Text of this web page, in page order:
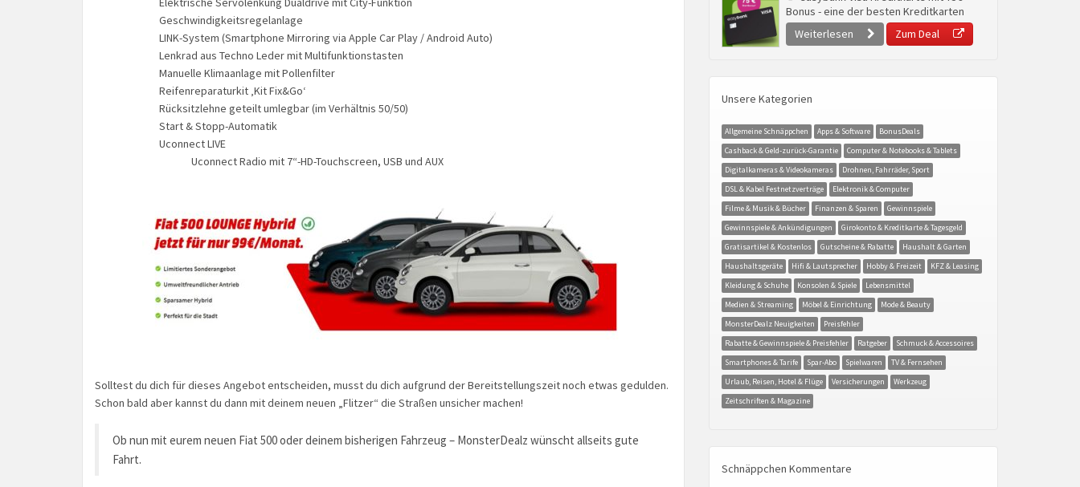
Geschwindigkeitsregelanlage
LINK-System (Smartphone Mirroring via Apple Car Play / Android Auto)
Lenkrad aus Techno Leder mit Multifunktionstasten
Manuelle Klimaanlage mit Pollenfilter
Reifenreparaturkit ‚Kit Fix&Go‘
Rücksitzlehne geteilt umlegbar (im Verhältnis 50/50)
Start & Stopp-Automatik
Uconnect LIVE
Uconnect Radio mit 7“-HD-Touchscreen, USB und AUX
Solltest du dich für dieses Angebot entscheiden, musst du dich aufgrund der Bereitstellungszeit noch etwas gedulden.
Schon bald aber kannst du dann mit deinem neuen „Flitzer“ die Straßen unsicher machen!
Ob nun mit eurem neuen Fiat 500 oder deinem bisherigen Fahrzeug – MonsterDealz wünscht allseits gute
Fahrt.
Bonus - eine der besten Kreditkarten
Weiterlesen
Zum Deal
Unsere Kategorien
Allgemeine Schnäppchen Apps & Software
BonusDeals
Cashback & Geld-zurück-Garantie
Computer & Notebooks & Tablets
Digitalkameras & Videokameras
Drohnen, Fahrräder, Sport
DSL & Kabel Festnetzverträge
Elektronik & Computer
Filme & Musik & Bücher
Finanzen & Sparen
Gewinnspiele
Gewinnspiele & Ankündigungen
Girokonto & Kreditkarte & Tagesgeld
Gratisartikel & Kostenlos
Gutscheine & Rabatte
Haushalt & Garten
Haushaltsgeräte
Hifi & Lautsprecher Hobby & Freizeit
KFZ & Leasing
Kleidung & Schuhe
Konsolen & Spiele
Lebensmittel
Medien & Streaming
Möbel & Einrichtung
Mode & Beauty
MonsterDealz Neuigkeiten
Preisfehler
Rabatte & Gewinnspiele & Preisfehler
Ratgeber
Schmuck & Accessoires
Smartphones & Tarife
Spar-Abo Spielwaren
TV & Fernsehen
Urlaub, Reisen, Hotel & Flüge
Versicherungen
Werkzeug
Zeitschriften & Magazine
Schnäppchen Kommentare